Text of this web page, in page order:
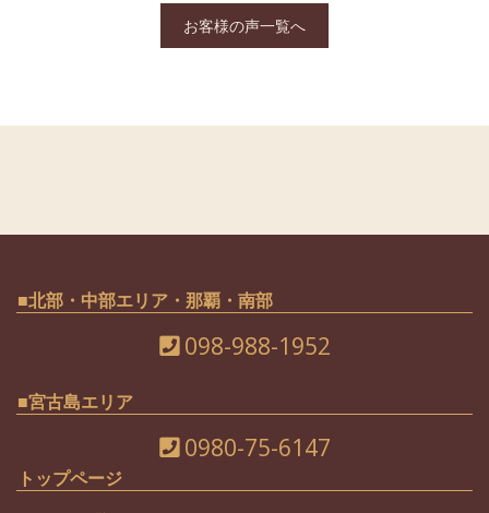
お客様の声一覧へ
■北部・中部エリア・那覇・南部
098-988-1952
■宮古島エリア
0980-75-6147
トップページ